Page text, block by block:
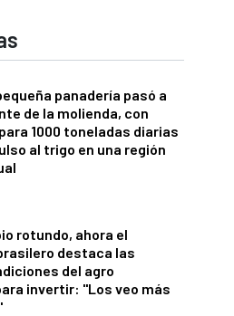
panadería pasó a
de la molienda, con
1000 toneladas diarias
al trigo en una región
rotundo, ahora el
destaca las
del agro
invertir: "Los veo más